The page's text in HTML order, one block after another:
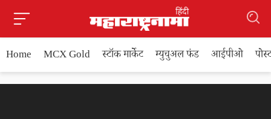
Home MCX Gold स्टॉक मार्केट म्युचुअल फंड आईपीओ